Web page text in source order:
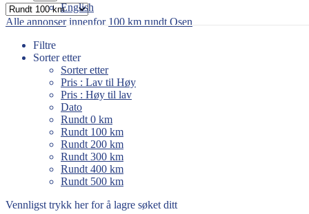
English
Alle annonserinnenfor 100 km rundt Osen
Filtre
Sorter etter
Sorter etter
Pris : Lav til Høy
Pris : Høy til lav
Dato
Rundt 0 km
Rundt 100 km
Rundt 200 km
Rundt 300 km
Rundt 400 km
Rundt 500 km
Vennligst trykk her for å lagre søket ditt